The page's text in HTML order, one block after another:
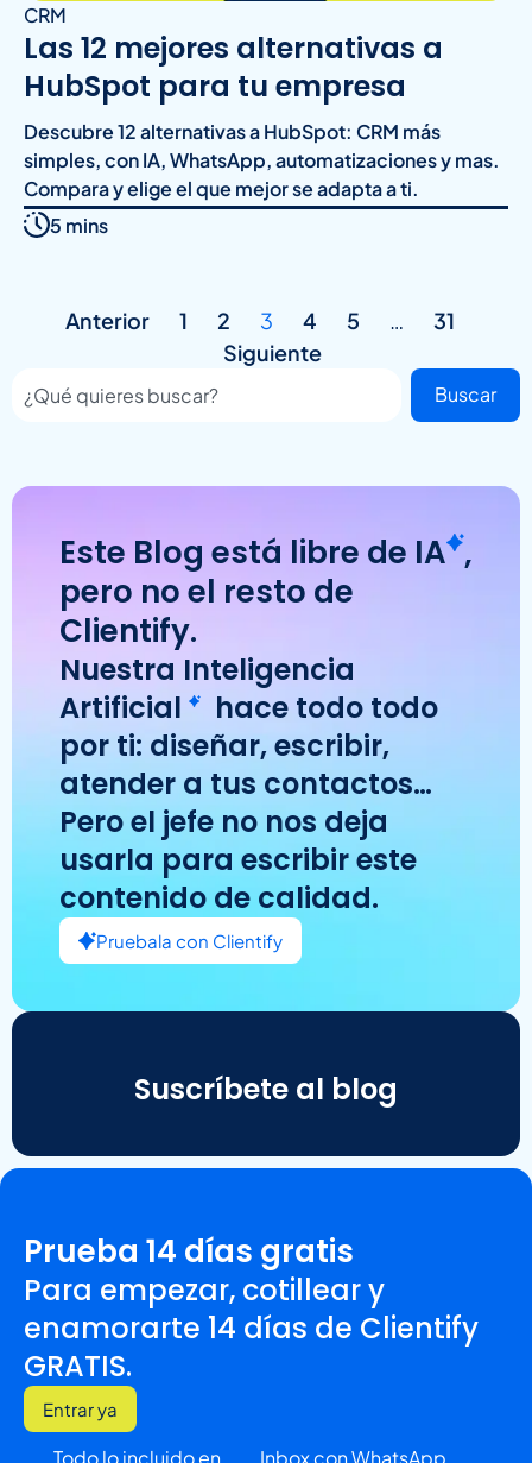
CRM
Las 12 mejores alternativas a
HubSpot para tu empresa
Descubre 12 alternativas a HubSpot: CRM más
simples, con IA, WhatsApp, automatizaciones y mas.
Compara y elige el que mejor se adapta a ti.
5 mins
Anterior 1 2 3 4 5 …
31
Siguiente
Buscar
Este Blog está libre de IA ,
pero no el resto de
Clientify.
Nuestra Inteligencia
Artificial
hace todo todo
por ti: diseñar, escribir,
atender a tus contactos…
Pero el jefe no nos deja
usarla para escribir este
contenido de calidad.
Pruebala con Clientify
Suscríbete al blog
Prueba 14 días gratis
Para empezar, cotillear y
enamorarte 14 días de Clientify
GRATIS.
Entrar ya
Todo lo incluido en Inbox con WhatsApp